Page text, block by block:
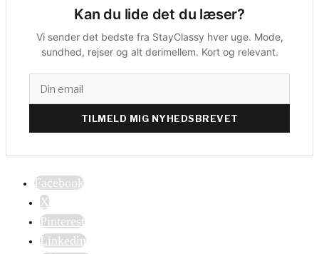
Kan du lide det du læser?
Vi sender det bedste fra StayClassy hver uge. Mode,
sundhed, rejser og alt derimellem. Kort og relevant.
TILMELD MIG NYHEDSBREVET
Facebook
X
Pinterest
Linkedin